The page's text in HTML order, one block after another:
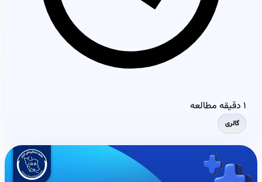
۱ دقیقه مطالعه
گالری